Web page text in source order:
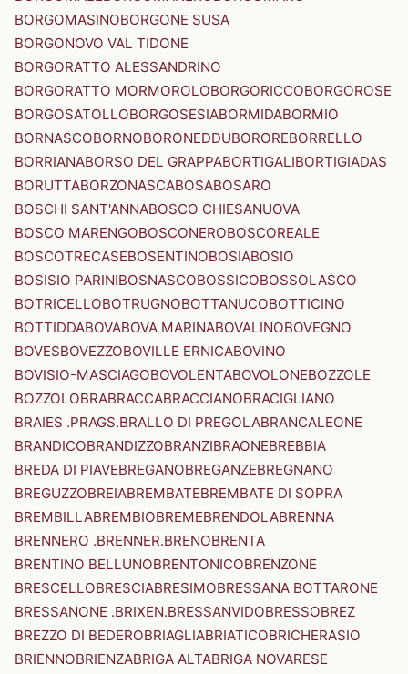
BORGOMASINOBORGONE SUSA
BORGONOVO VAL TIDONE
BORGORATTO ALESSANDRINO
BORGORATTO MORMOROLOBORGORICCOBORGOROSE
BORGOSATOLLOBORGOSESIABORMIDABORMIO
BORNASCOBORNOBORONEDDUBOROREBORRELLO
BORRIANABORSO DEL GRAPPABORTIGALIBORTIGIADAS
BORUTTABORZONASCABOSABOSARO
BOSCHI SANT'ANNABOSCO CHIESANUOVA
BOSCO MARENGOBOSCONEROBOSCOREALE
BOSCOTRECASEBOSENTINOBOSIABOSIO
BOSISIO PARINIBOSNASCOBOSSICOBOSSOLASCO
BOTRICELLOBOTRUGNOBOTTANUCOBOTTICINO
BOTTIDDABOVABOVA MARINABOVALINOBOVEGNO
BOVESBOVEZZOBOVILLE ERNICABOVINO
BOVISIO-MASCIAGOBOVOLENTABOVOLONEBOZZOLE
BOZZOLOBRABRACCABRACCIANOBRACIGLIANO
BRAIES .PRAGS.BRALLO DI PREGOLABRANCALEONE
BRANDICOBRANDIZZOBRANZIBRAONEBREBBIA
BREDA DI PIAVEBREGANOBREGANZEBREGNANO
BREGUZZOBREIABREMBATEBREMBATE DI SOPRA
BREMBILLABREMBIOBREMEBRENDOLABRENNA
BRENNERO .BRENNER.BRENOBRENTA
BRENTINO BELLUNOBRENTONICOBRENZONE
BRESCELLOBRESCIABRESIMOBRESSANA BOTTARONE
BRESSANONE .BRIXEN.BRESSANVIDOBRESSOBREZ
BREZZO DI BEDEROBRIAGLIABRIATICOBRICHERASIO
BRIENNOBRIENZABRIGA ALTABRIGA NOVARESE